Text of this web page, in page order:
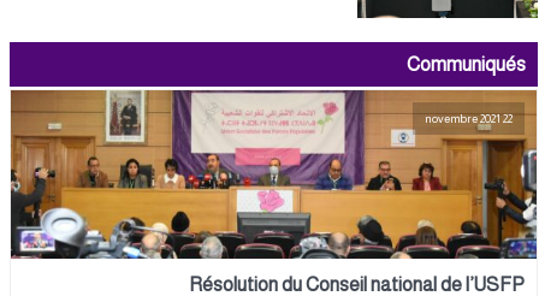
Communiqués
22 novembre 2021
Résolution du Conseil national de l’USFP